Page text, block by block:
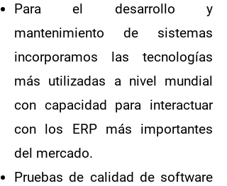
Para el desarrollo y
mantenimiento de sistemas
incorporamos las tecnologías
más utilizadas a nivel mundial
con capacidad para interactuar
con los ERP más importantes
del mercado.
Pruebas de calidad de software